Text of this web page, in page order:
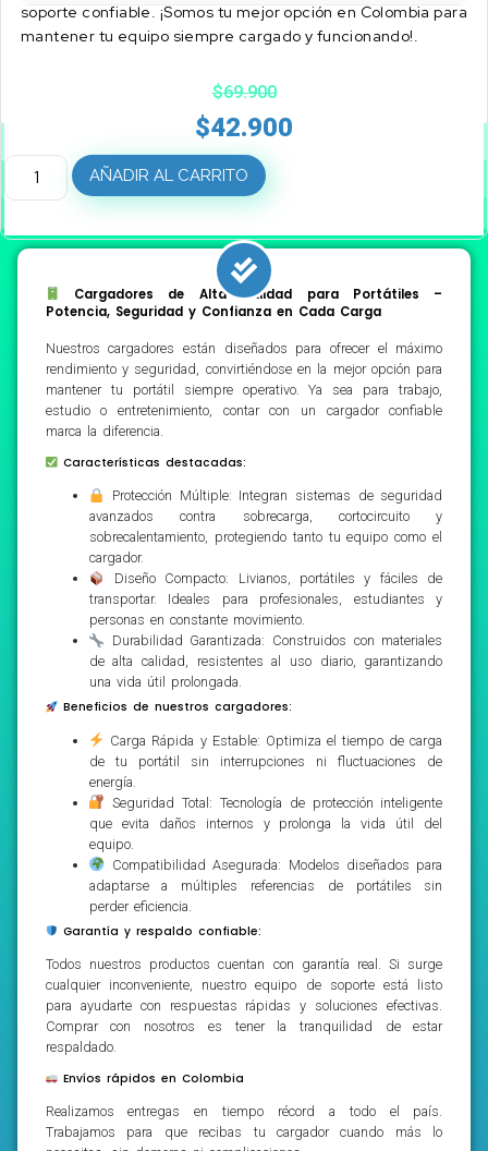
soporte confiable. ¡Somos tu mejor opción en Colombia para
mantener tu equipo siempre cargado y funcionando!.
$69.900
$42.900
AÑADIR AL CARRITO
Cargadores de Alta Calidad para Portátiles –
Potencia, Seguridad y Confianza en Cada Carga
Nuestros cargadores están diseñados para ofrecer el máximo
rendimiento y seguridad, convirtiéndose en la mejor opción para
mantener tu portátil siempre operativo. Ya sea para trabajo,
estudio o entretenimiento, contar con un cargador confiable
marca la diferencia.
Características destacadas:
Protección Múltiple: Integran sistemas de seguridad
avanzados contra sobrecarga, cortocircuito y
sobrecalentamiento, protegiendo tanto tu equipo como el
cargador.
Diseño Compacto: Livianos, portátiles y fáciles de
transportar. Ideales para profesionales, estudiantes y
personas en constante movimiento.
Durabilidad Garantizada: Construidos con materiales
de alta calidad, resistentes al uso diario, garantizando
una vida útil prolongada.
Beneficios de nuestros cargadores:
Carga Rápida y Estable: Optimiza el tiempo de carga
de tu portátil sin interrupciones ni fluctuaciones de
energía.
Seguridad Total: Tecnología de protección inteligente
que evita daños internos y prolonga la vida útil del
equipo.
Compatibilidad Asegurada: Modelos diseñados para
adaptarse a múltiples referencias de portátiles sin
perder eficiencia.
Garantía y respaldo confiable:
Todos nuestros productos cuentan con garantía real. Si surge
cualquier inconveniente, nuestro equipo de soporte está listo
para ayudarte con respuestas rápidas y soluciones efectivas.
Comprar con nosotros es tener la tranquilidad de estar
respaldado.
Envíos rápidos en Colombia
Realizamos entregas en tiempo récord a todo el país.
Trabajamos para que recibas tu cargador cuando más lo